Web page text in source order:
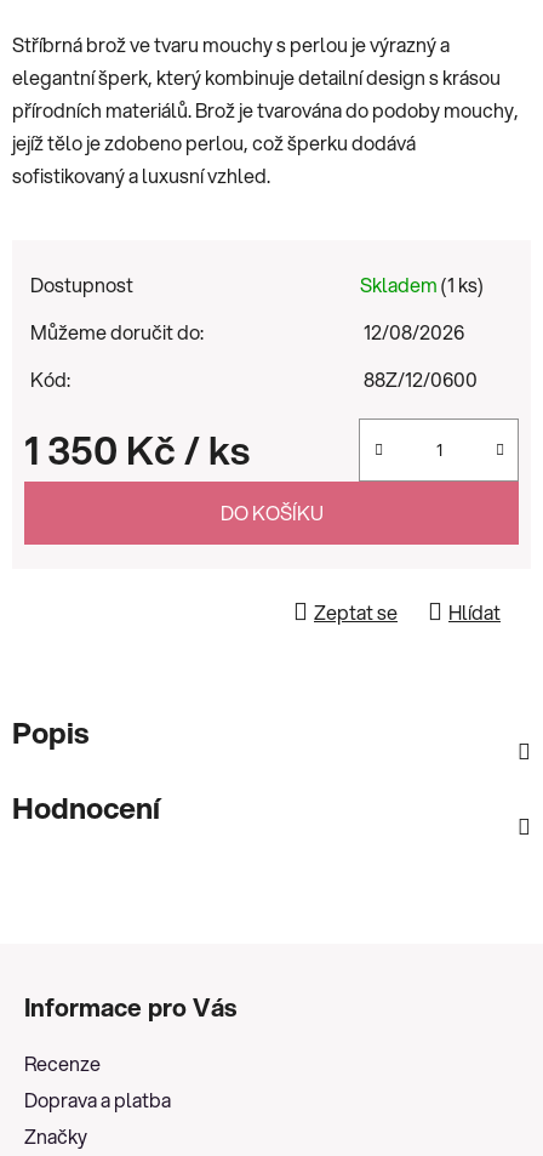
Stříbrná brož ve tvaru mouchy s perlou je výrazný a
elegantní šperk, který kombinuje detailní design s krásou
přírodních materiálů. Brož je tvarována do podoby mouchy,
jejíž tělo je zdobeno perlou, což šperku dodává
sofistikovaný a luxusní vzhled.
Dostupnost Skladem(1 ks)
Můžeme doručit do:
12/08/2026
Kód:
88Z/12/0600
1 350 Kč/ ks
Měrná cena:
DO KOŠÍKU
Zeptat se Hlídat
Popis
Hodnocení
Informace pro Vás
Recenze
Doprava a platba
Značky